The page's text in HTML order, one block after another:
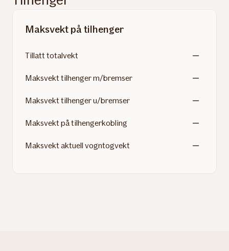
Maksvekt på tilhenger
Tillatt totalvekt
Maksvekt tilhenger m/bremser
Maksvekt tilhenger u/bremser
Maksvekt på tilhengerkobling
Maksvekt aktuell vogntogvekt